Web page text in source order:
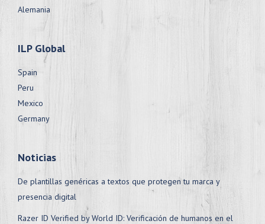
Alemania
ILP Global
Spain
Peru
Mexico
Germany
Noticias
De plantillas genéricas a textos que protegen tu marca y
presencia digital
Razer ID Verified by World ID: Verificación de humanos en el